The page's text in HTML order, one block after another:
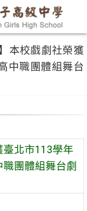
】本校戲劇社榮獲
中職團體組舞台
臺北市113學年
團體組舞台劇